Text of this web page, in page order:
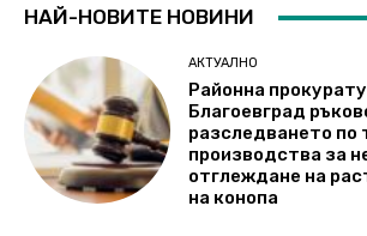
НАЙ-НОВИТЕ НОВИНИ
АКТУАЛНО
Районна
Благоевград
разследването по
производства за
отглеждане на
на конопа